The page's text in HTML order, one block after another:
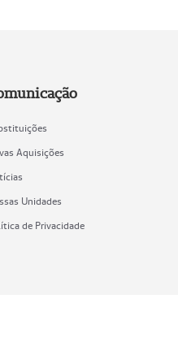
Aquisições
Unidades
de Privacidade